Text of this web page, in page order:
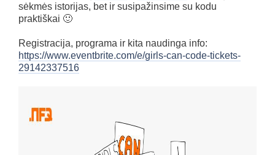
sėkmės istorijas, bet ir susipažinsime su kodu
praktiškai 🙂
Registracija, programa ir kita naudinga info:
https://www.eventbrite.com/e/girls-can-code-tickets-
29142337516